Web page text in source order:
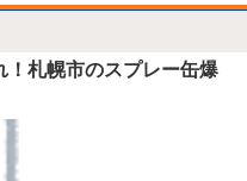
札幌市のスプレー缶爆